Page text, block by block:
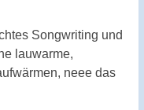
Songwriting und
lauwarme,
neee das